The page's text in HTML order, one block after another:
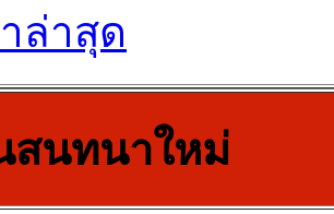
ล่าสุด
สนทนาใหม่